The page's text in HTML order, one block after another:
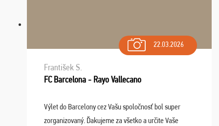
22.03.2026
František S.
FC Barcelona - Rayo Vallecano
Výlet do Barcelony cez Vašu spoločnosť bol super
zorganizovaný. Ďakujeme za všetko a určite Vaše